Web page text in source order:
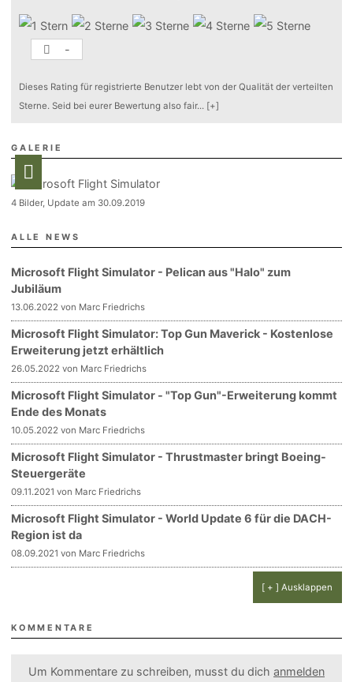
-
Dieses Rating für registrierte Benutzer lebt von der Qualität der verteilten
Sterne. Seid bei eurer Bewertung also fair... [+]
GALERIE
4 Bilder, Update am 30.09.2019
ALLE NEWS
Microsoft Flight Simulator - Pelican aus "Halo" zum
Jubiläum
13.06.2022 von Marc Friedrichs
Microsoft Flight Simulator: Top Gun Maverick - Kostenlose
Erweiterung jetzt erhältlich
26.05.2022 von Marc Friedrichs
Microsoft Flight Simulator - "Top Gun"-Erweiterung kommt
Ende des Monats
10.05.2022 von Marc Friedrichs
Microsoft Flight Simulator - Thrustmaster bringt Boeing-
Steuergeräte
09.11.2021 von Marc Friedrichs
Microsoft Flight Simulator - World Update 6 für die DACH-
Region ist da
08.09.2021 von Marc Friedrichs
[ + ] Ausklappen
KOMMENTARE
Um Kommentare zu schreiben, musst du dich anmelden